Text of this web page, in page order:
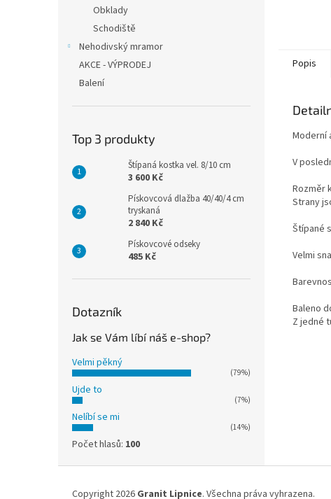
Obklady
Schodiště
Nehodivský mramor
AKCE - VÝPRODEJ
Balení
Top 3 produkty
Štípaná kostka vel. 8/10 cm
3 600 Kč
Pískovcová dlažba 40/40/4 cm
tryskaná
2 840 Kč
Pískovcové odseky
485 Kč
Dotazník
Jak se Vám líbí náš e-shop?
Velmi pěkný
(79%)
Ujde to
(7%)
Nelíbí se mi
(14%)
Počet hlasů: 100
Popis
Moderní
V
Rozměr
Strany
Štípané
Velmi
Baleno
Z jedné
Copyright 2026 Granit Lipnice. Všechna práva vyhrazena.